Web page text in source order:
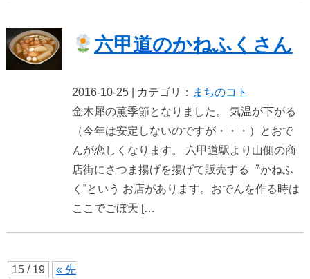
六甲道のかねふくさん
2016-10-25 | カテゴリ： まちのコト
金木犀の薫季節となりました。 気温が下がる
（今年は安定しないのですが・・・）とおで
んが恋しくなります。 六甲道駅より山側の商
店街にさつま揚げを揚げて販売する〝かねふ
く”という お店があります。おでんを作る時は
ここでごぼ天 […
15 / 19
« 先